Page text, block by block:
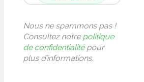
Nous ne spammons pas !
Consultez notre politique
de confidentialitépour
plus d’informations.